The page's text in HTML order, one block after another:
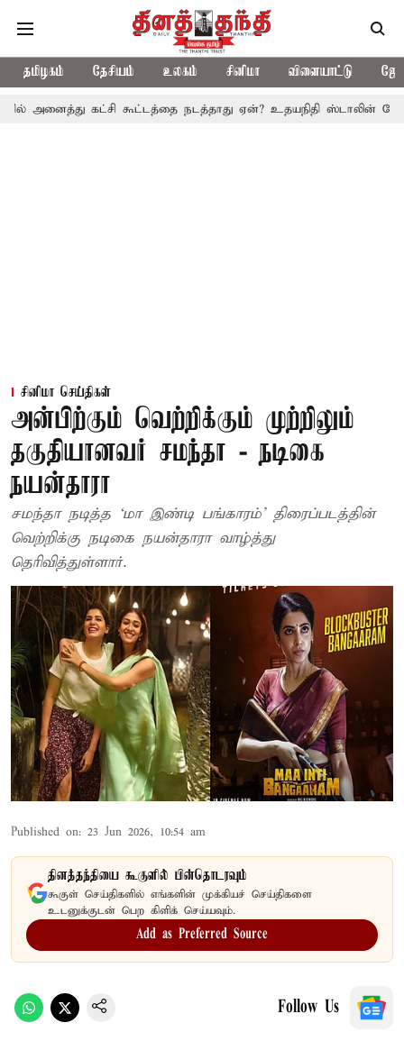
தமிழகம் தேசியம் உலகம் சினிமா விளையாட்டு
கட்சி கூட்டத்தை நடத்தாது ஏன்? உதயநிதி ஸ்டாலின் கேள்வி
சினிமா செய்திகள்
அன்பிற்கும் வெற்றிக்கும் முற்றிலும்
தகுதியானவர் சமந்தா - நடிகை
நயன்தாரா
சமந்தா நடித்த ‘மா இண்டி பங்காரம்’ திரைப்படத்தின்
வெற்றிக்கு நடிகை நயன்தாரா வாழ்த்து
தெரிவித்துள்ளார்.
Published on: 23 Jun 2026, 10:54 am
தினத்தந்தியை கூகுளில் பின்தொடரவும்
கூகுள் செய்திகளில் எங்களின் முக்கியச் செய்திகளை
உடனுக்குடன் பெற கிளிக் செய்யவும்.
Add as Preferred Source
Follow Us